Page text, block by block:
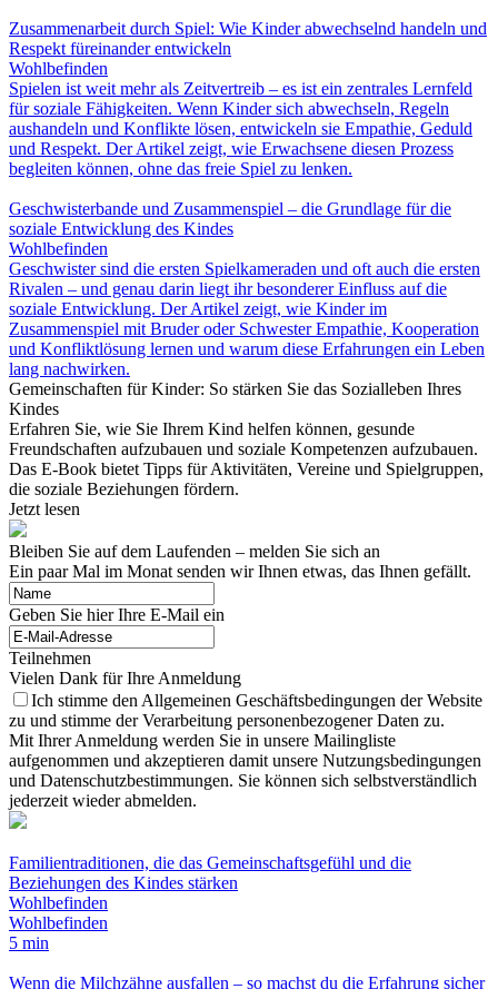
Zusammenarbeit durch Spiel: Wie Kinder abwechselnd handeln und
Respekt füreinander entwickeln
Wohlbefinden
Spielen ist weit mehr als Zeitvertreib – es ist ein zentrales Lernfeld
für soziale Fähigkeiten. Wenn Kinder sich abwechseln, Regeln
aushandeln und Konflikte lösen, entwickeln sie Empathie, Geduld
und Respekt. Der Artikel zeigt, wie Erwachsene diesen Prozess
begleiten können, ohne das freie Spiel zu lenken.
Geschwisterbande und Zusammenspiel – die Grundlage für die
soziale Entwicklung des Kindes
Wohlbefinden
Geschwister sind die ersten Spielkameraden und oft auch die ersten
Rivalen – und genau darin liegt ihr besonderer Einfluss auf die
soziale Entwicklung. Der Artikel zeigt, wie Kinder im
Zusammenspiel mit Bruder oder Schwester Empathie, Kooperation
und Konfliktlösung lernen und warum diese Erfahrungen ein Leben
lang nachwirken.
Gemeinschaften für Kinder: So stärken Sie das Sozialleben Ihres
Kindes
Erfahren Sie, wie Sie Ihrem Kind helfen können, gesunde
Freundschaften aufzubauen und soziale Kompetenzen aufzubauen.
Das E-Book bietet Tipps für Aktivitäten, Vereine und Spielgruppen,
die soziale Beziehungen fördern.
Jetzt lesen
Bleiben Sie auf dem Laufenden – melden Sie sich an
Ein paar Mal im Monat senden wir Ihnen etwas, das Ihnen gefällt.
Geben Sie hier Ihre E-Mail ein
Teilnehmen
Vielen Dank für Ihre Anmeldung
Ich stimme den Allgemeinen Geschäftsbedingungen der Website
zu und stimme der Verarbeitung personenbezogener Daten zu.
Mit Ihrer Anmeldung werden Sie in unsere Mailingliste
aufgenommen und akzeptieren damit unsere Nutzungsbedingungen
und Datenschutzbestimmungen. Sie können sich selbstverständlich
jederzeit wieder abmelden.
Familientraditionen, die das Gemeinschaftsgefühl und die
Beziehungen des Kindes stärken
Wohlbefinden
Wohlbefinden
5 min
Wenn die Milchzähne ausfallen – so machst du die Erfahrung sicher